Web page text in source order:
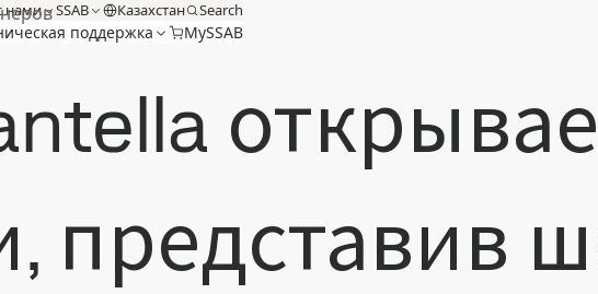
нами SSAB Казахстан Search
поддержка MySSAB
представив